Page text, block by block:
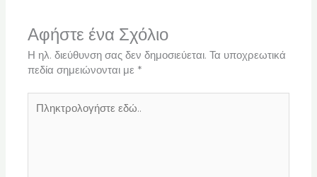
Αφήστε ένα Σχόλιο
Η ηλ. διεύθυνση σας δεν δημοσιεύεται. Τα υποχρεωτικά
πεδία σημειώνονται με *
εδώ..